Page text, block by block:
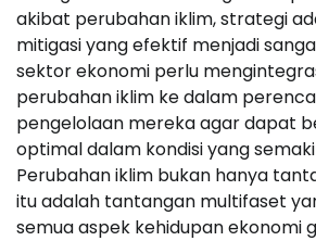
akibat perubahan iklim, strategi
mitigasi yang efektif menjadi
sektor ekonomi perlu
perubahan iklim ke dalam
pengelolaan mereka agar dapat
optimal dalam kondisi yang
Perubahan iklim bukan hanya
itu adalah tantangan multifaset
semua aspek kehidupan ekonomi